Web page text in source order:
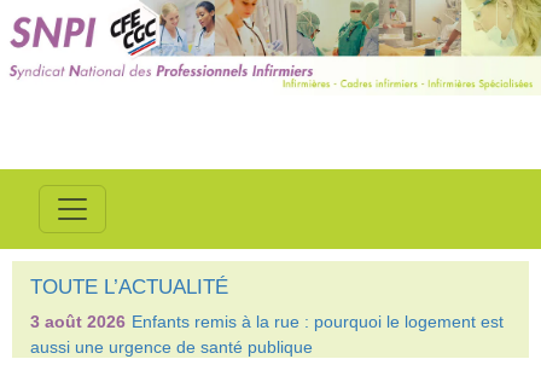
TOUTE L’ACTUALITÉ
3 août 2026 Enfants remis à la rue : pourquoi le logement est
aussi une urgence de santé publique